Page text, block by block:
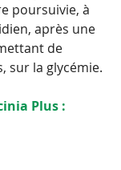
poursuivie, à
après une
de
sur la glycémie.
Plus :